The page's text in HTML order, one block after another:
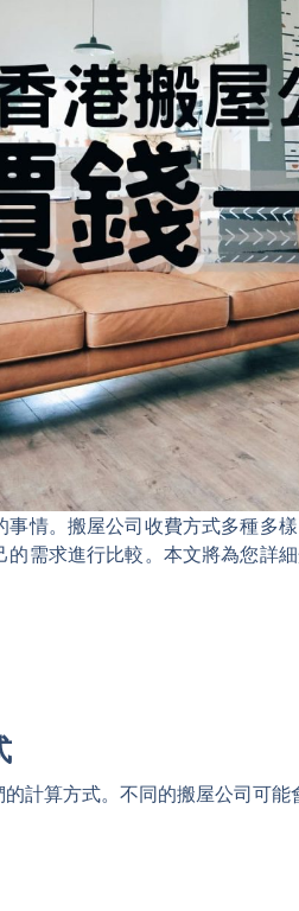
情。搬屋公司收費方式多種多
需求進行比較。本文將為您詳
計算方式。不同的搬屋公司可